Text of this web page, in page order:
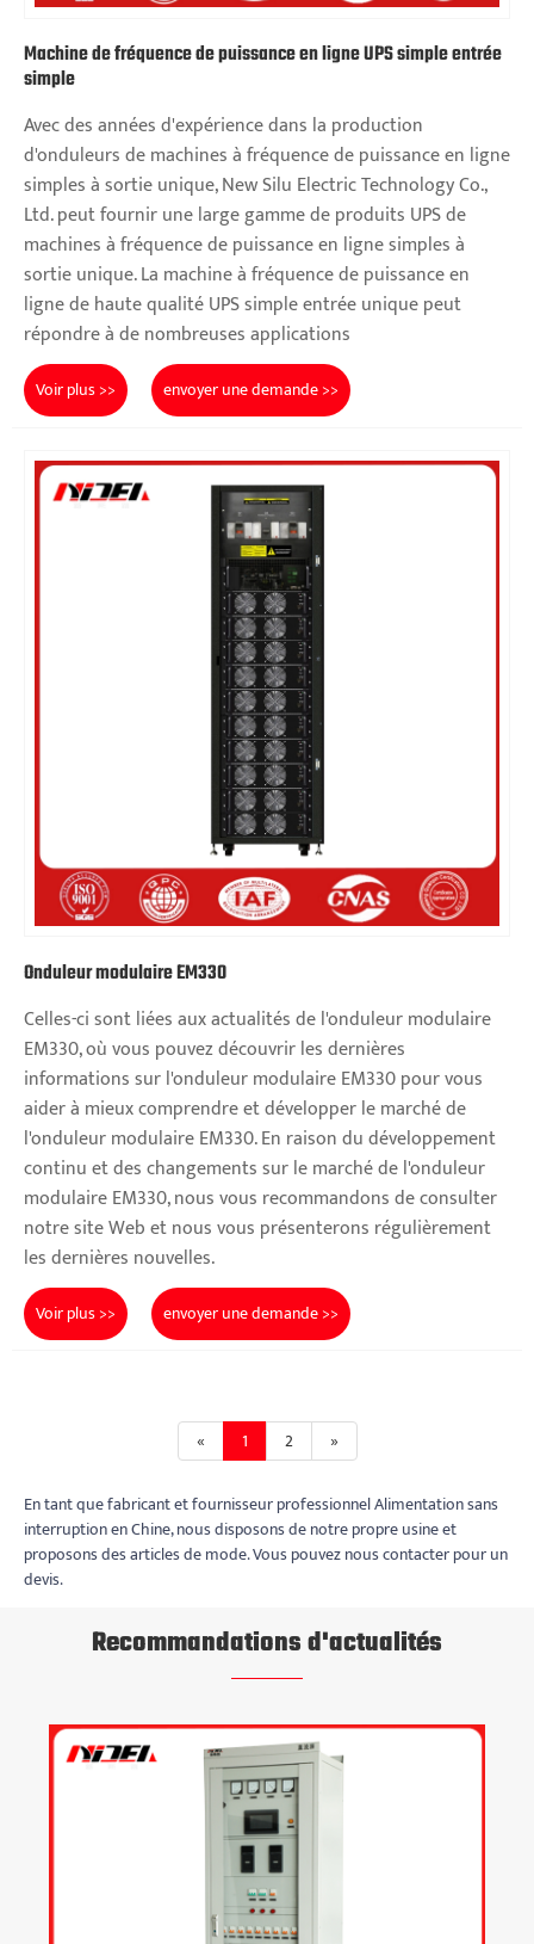
Machine de fréquence de puissance en ligne UPS simple entrée
simple
Avec des années d'expérience dans la production
d'onduleurs de machines à fréquence de puissance en ligne
simples à sortie unique, New Silu Electric Technology Co.,
Ltd. peut fournir une large gamme de produits UPS de
machines à fréquence de puissance en ligne simples à
sortie unique. La machine à fréquence de puissance en
ligne de haute qualité UPS simple entrée unique peut
répondre à de nombreuses applications
Voir plus >> envoyer une demande >>
Onduleur modulaire EM330
Celles-ci sont liées aux actualités de l'onduleur modulaire
EM330, où vous pouvez découvrir les dernières
informations sur l'onduleur modulaire EM330 pour vous
aider à mieux comprendre et développer le marché de
l'onduleur modulaire EM330. En raison du développement
continu et des changements sur le marché de l'onduleur
modulaire EM330, nous vous recommandons de consulter
notre site Web et nous vous présenterons régulièrement
les dernières nouvelles.
Voir plus >> envoyer une demande >>
« 1 2 »
En tant que fabricant et fournisseur professionnel Alimentation sans
interruption en Chine, nous disposons de notre propre usine et
proposons des articles de mode. Vous pouvez nous contacter pour un
devis.
Recommandations d'actualités